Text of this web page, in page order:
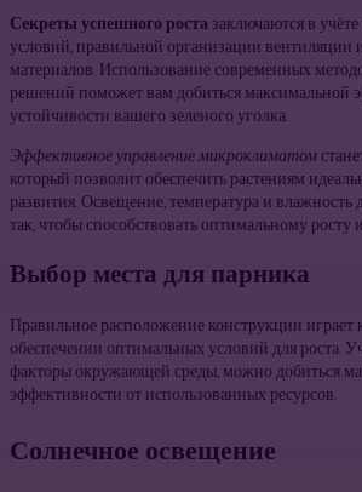
Секреты успешного ростазаключаются в
условий, правильной организации вентиляции
материалов. Использование современных
решений поможет вам добиться максимальной
устойчивости вашего зеленого уголка.
Эффективное управление микроклиматом
который позволит обеспечить растениям
развития. Освещение, температура и
так, чтобы способствовать оптимальному
Выбор места для парника
Правильное расположение конструкции играет
обеспечении оптимальных условий для роста.
факторы окружающей среды, можно добиться
эффективности от использованных ресурсов.
Солнечное освещение